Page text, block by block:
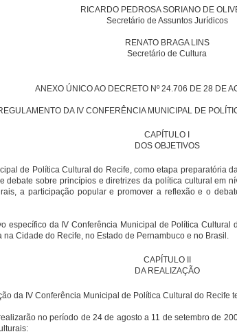
RICARDO PEDROSA SORIANO DE
Secretário de Assuntos Jurídicos
RENATO BRAGA LINS
Secretário de Cultura
ANEXO ÚNICO AO DECRETO Nº 24.706 DE 28 DE
DA IV CONFERÊNCIA MUNICIPAL DE
CAPÍTULO I
DOS OBJETIVOS
de Política Cultural do Recife, como etapa preparatória
debate sobre princípios e diretrizes da política cultural em
a participação popular e promover a reflexão e o
específico da IV Conferência Municipal de Política
Cidade do Recife, no Estado de Pernambuco e no Brasil.
CAPÍTULO II
DA REALIZAÇÃO
da IV Conferência Municipal de Política Cultural do Recife
no período de 24 de agosto a 11 de setembro de